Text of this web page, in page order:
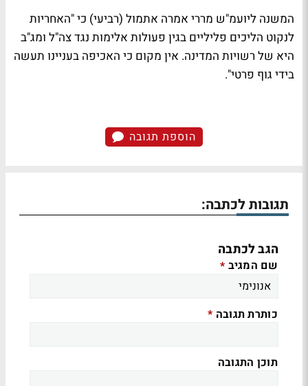
המשנה ליועמ"ש מררי אמרה אתמול (רביעי) כי "האחריות
לנקוט הליכים פליליים בגין פעולות אלימות נגד צה"ל ומג"ב
היא של רשויות המדינה. אין מקום כי האכיפה בעניינו תעשה
בידי גוף פרטי".
הוספת תגובה
תגובות לכתבה:
הגב לכתבה
שם המגיב *
כותרת תגובה *
תוכן התגובה